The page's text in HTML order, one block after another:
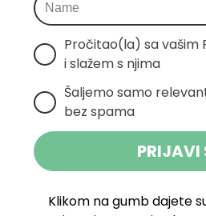
Pročitao(la) sa vašim
i slažem s njima
Šaljemo samo
bez spama
PRIJAVI
Klikom na gumb dajete